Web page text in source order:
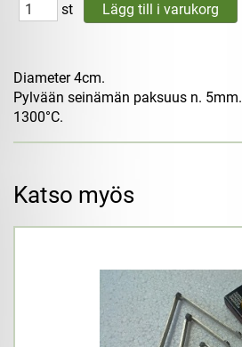
st
Diameter 4cm.
Pylvään seinämän paksuus n. 5mm.
1300°C.
Katso myös